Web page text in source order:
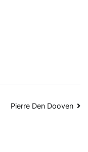
Pierre Den Dooven